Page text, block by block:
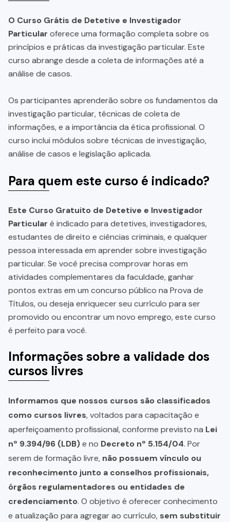
O Curso Grátis de Detetive e Investigador
Particular oferece uma formação completa sobre os
princípios e práticas da investigação particular. Este
curso abrange desde a coleta de informações até a
análise de casos.
Os participantes aprenderão sobre os fundamentos da
investigação particular, técnicas de coleta de
informações, e a importância da ética profissional. O
curso inclui módulos sobre técnicas de investigação,
análise de casos e legislação aplicada.
Para quem este curso é indicado?
Este Curso Gratuito de Detetive e Investigador
Particular é indicado para detetives, investigadores,
estudantes de direito e ciências criminais, e qualquer
pessoa interessada em aprender sobre investigação
particular. Se você precisa comprovar horas em
atividades complementares da faculdade, ganhar
pontos extras em um concurso público na Prova de
Títulos, ou deseja enriquecer seu currículo para ser
promovido ou encontrar um novo emprego, este curso
é perfeito para você.
Informações sobre a validade dos
cursos livres
Informamos que nossos cursos são classificados
como cursos livres, voltados para capacitação e
aperfeiçoamento profissional, conforme previsto na Lei
nº 9.394/96 (LDB)e no Decreto nº 5.154/04. Por
serem de formação livre, não possuem vínculo ou
reconhecimento junto a conselhos profissionais,
órgãos regulamentadores ou entidades de
credenciamento. O objetivo é oferecer conhecimento
e atualização para agregar ao currículo, sem substituir